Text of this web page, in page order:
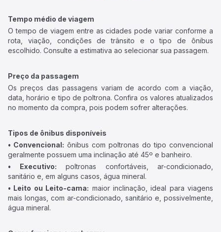
Tempo médio de viagem
O tempo de viagem entre as cidades pode variar conforme a
rota, viação, condições de trânsito e o tipo de ônibus
escolhido. Consulte a estimativa ao selecionar sua passagem.
Preço da passagem
Os preços das passagens variam de acordo com a viação,
data, horário e tipo de poltrona. Confira os valores atualizados
no momento da compra, pois podem sofrer alterações.
Tipos de ônibus disponíveis
• Convencional: ônibus com poltronas do tipo convencional
geralmente possuem uma inclinação até 45º e banheiro.
• Executivo: poltronas confortáveis, ar-condicionado,
sanitário e, em alguns casos, água mineral.
• Leito ou Leito-cama: maior inclinação, ideal para viagens
mais longas, com ar-condicionado, sanitário e, possivelmente,
água mineral.